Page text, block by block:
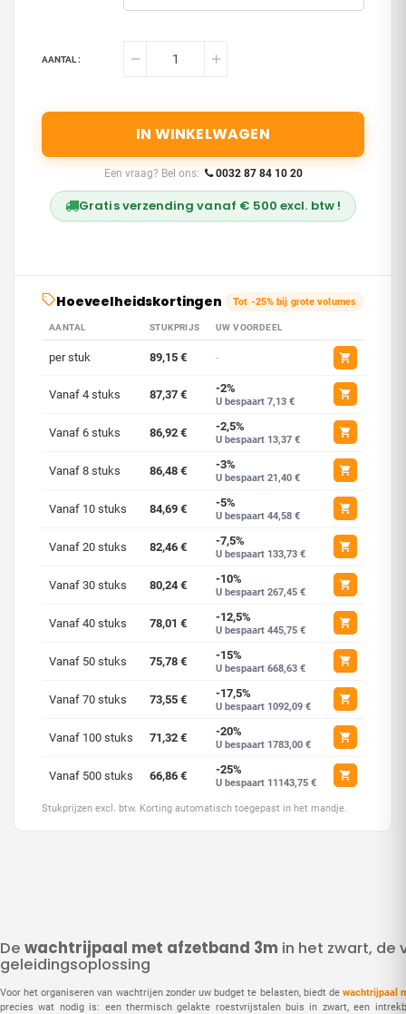
De wachtrijpaal met afzetband 3m in het zwart, de
geleidingsoplossing
Voor het organiseren van wachtrijen zonder uw budget te belasten, biedt de wachtrijpaal
precies wat nodig is: een thermisch gelakte roestvrijstalen buis in zwart, een
AANTAL :
IN WINKELWAGEN
Een vraag? Bel ons: 0032 87 84 10 20
Gratis verzending vanaf € 500 excl. btw !
Hoeveelheidskortingen Tot -25% bij grote volumes
AANTAL STUKPRIJS UW VOORDEEL
per stuk 89,15 € -
Vanaf 4 stuks 87,37 € -2%
U bespaart 7,13 €
Vanaf 6 stuks 86,92 € -2,5%
U bespaart 13,37 €
Vanaf 8 stuks 86,48 € -3%
U bespaart 21,40 €
Vanaf 10 stuks 84,69 € -5%
U bespaart 44,58 €
Vanaf 20 stuks 82,46 € -7,5%
U bespaart 133,73 €
Vanaf 30 stuks 80,24 € -10%
U bespaart 267,45 €
Vanaf 40 stuks 78,01 € -12,5%
U bespaart 445,75 €
Vanaf 50 stuks 75,78 € -15%
U bespaart 668,63 €
Vanaf 70 stuks 73,55 € -17,5%
U bespaart 1092,09 €
Vanaf 100 stuks 71,32 € -20%
U bespaart 1783,00 €
Vanaf 500 stuks 66,86 € -25%
U bespaart 11143,75 €
Stukprijzen excl. btw. Korting automatisch toegepast in het mandje.